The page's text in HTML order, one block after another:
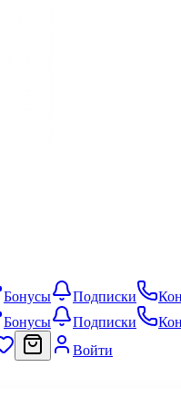
Бонусы Подписки
Бонусы Подписки
Войти